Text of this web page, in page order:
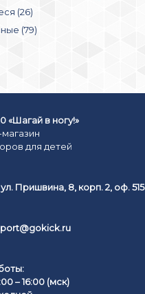
(26)
(79)
«Шагай в ногу!»
для детей
Пришвина, 8, корп. 2, оф. 515
– 16:00 (мск)